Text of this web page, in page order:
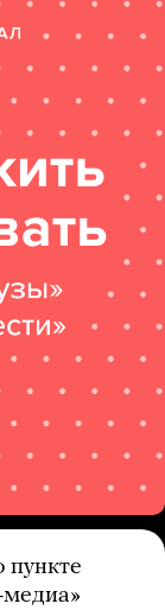
пункте
медиа»